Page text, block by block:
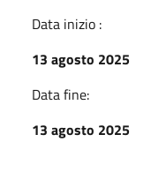
Data inizio :
13 agosto 2025
Data fine:
13 agosto 2025